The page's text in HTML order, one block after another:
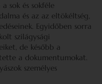
sok és sokféle
és az az eltökéltség,
Egyidőben sorra
szilágysági
de később a
a dokumentumokat.
személyes